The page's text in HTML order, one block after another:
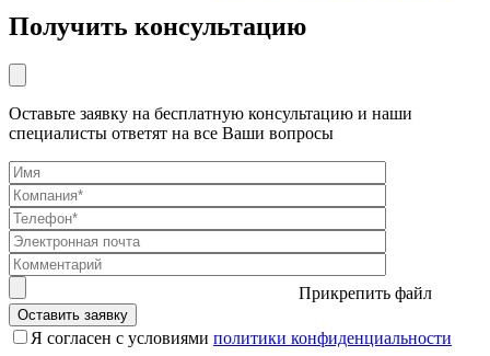
Получить консультацию
Оставьте заявку на бесплатную консультацию и наши
специалисты ответят на все Ваши вопросы
Прикрепить файл
Я согласен с условиями политики конфиденциальности